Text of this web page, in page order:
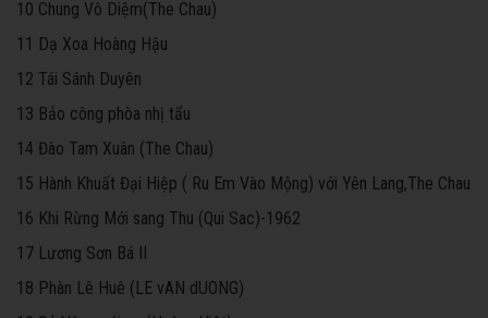
10 Chung Vô Diệm(The Chau)
11 Dạ Xoa Hoàng Hậu
12 Tái Sánh Duyên
13 Bảo công phòa nhị tẩu
14 Đào Tam Xuân (The Chau)
15 Hành Khuất Đại Hiệp ( Ru Em Vào Mộng) với Yên Lang,The Chau
16 Khi Rừng Mới sang Thu (Qui Sac)-1962
17 Lương Sơn Bá II
18 Phàn Lê Huê (LE vAN dUONG)